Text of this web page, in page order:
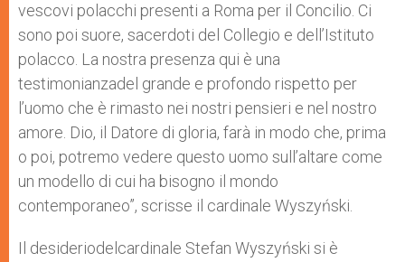
vescovi polacchi presenti a Roma per il Concilio. Ci
sono poi suore, sacerdoti del Collegio e dell’Istituto
polacco. La nostra presenza qui è una
testimonianzadel grande e profondo rispetto per
l’uomo che è rimasto nei nostri pensieri e nel nostro
amore. Dio, il Datore di gloria, farà in modo che, prima
o poi, potremo vedere questo uomo sull’altare come
un modello di cui ha bisogno il mondo
contemporaneo”, scrisse il cardinale Wyszyński.
Il desideriodelcardinale Stefan Wyszyński si è